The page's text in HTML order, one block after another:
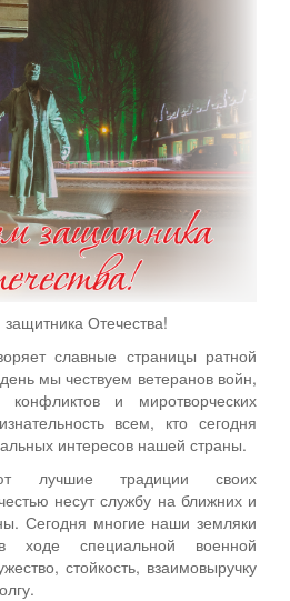
Отечества!
славные страницы ратной
мы чествуем ветеранов войн,
конфликтов и миротворческих
всем, кто сегодня
интересов нашей страны.
лучшие традиции своих
несут службу на ближних и
Сегодня многие наши земляки
ходе специальной военной
стойкость, взаимовыручку